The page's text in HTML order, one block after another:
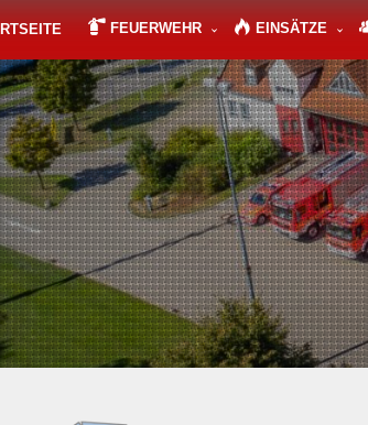
FEUERWEHR EINSÄTZE